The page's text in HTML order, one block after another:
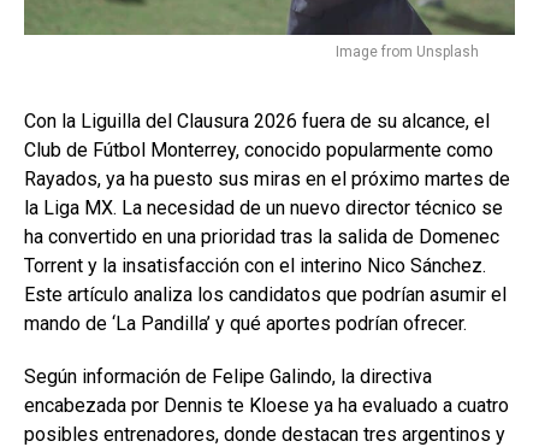
Image from Unsplash
Con la Liguilla del Clausura 2026 fuera de su alcance, el
Club de Fútbol Monterrey, conocido popularmente como
Rayados, ya ha puesto sus miras en el próximo martes de
la Liga MX. La necesidad de un nuevo director técnico se
ha convertido en una prioridad tras la salida de Domenec
Torrent y la insatisfacción con el interino Nico Sánchez.
Este artículo analiza los candidatos que podrían asumir el
mando de ‘La Pandilla’ y qué aportes podrían ofrecer.
Según información de Felipe Galindo, la directiva
encabezada por Dennis te Kloese ya ha evaluado a cuatro
posibles entrenadores, donde destacan tres argentinos y